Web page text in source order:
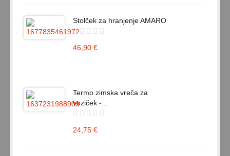
Stolček za hranjenje AMARO
46,90 €
Termo zimska vreča za
voziček -...
24,75 €